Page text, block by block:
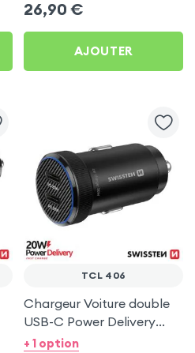
26,90 €
AJOUTER
TCL 406
Chargeur Voiture double
USB-C Power Delivery
20W - Swissten pour TCL
+ 1 option